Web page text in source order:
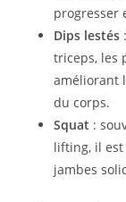
progresser
Dips lestés
triceps, les
améliorant
du corps.
Squat :
lifting, il
jambes